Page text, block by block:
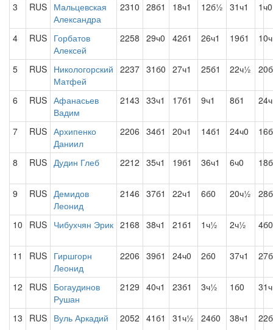
3 RUS Мальцевская
Александра
2310 28б1 18ч1 12б½ 31ч1 1ч0
4 RUS Горбатов
Алексей
2258 29ч0 42б1 26ч1 19б1
5 RUS Никологорский
Матфей
2237 31б0 27ч1 25б1 22ч½
6 RUS Афанасьев
Вадим
2143 33ч1 17б1 9ч1 8б1
7 RUS Архипенко
Даниил
2206 34б1 20ч1 14б1 24ч0
8 RUS Дудин Глеб 2212 35ч1 19б1 36ч1 6ч0
9 RUS Демидов
Леонид
2146 37б1 22ч1 6б0 20ч½
10 RUS Чибухчян Эрик 2168 38ч1 21б1 1ч½ 2ч½ 4б0
11 RUS Гиршгорн
Леонид
2206 39б1 24ч0 2б0 37ч1
12 RUS Богаудинов
Рушан
2129 40ч1 23б1 3ч½ 1б0
13 RUS Вуль Аркадий 2052 41б1 31ч½ 24б0 38ч1